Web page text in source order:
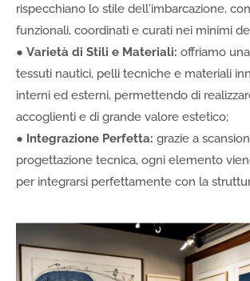
rispecchiano lo stile dell’imbarcazione,
funzionali, coordinati e curati nei minimi
● Varietà di Stili e Materiali: offriamo
tessuti nautici, pelli tecniche e materiali
interni ed esterni, permettendo di
accoglienti e di grande valore estetico;
● Integrazione Perfetta: grazie a
progettazione tecnica, ogni elemento
per integrarsi perfettamente con la